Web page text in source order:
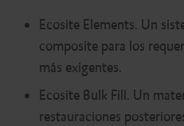
Ecosite Elements. Un
composite para los
más exigentes.
Ecosite Bulk Fill. Un
restauraciones